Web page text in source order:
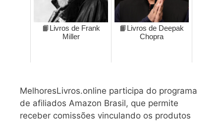
📙Livros de Frank
Miller
📙Livros de Deepak
Chopra
MelhoresLivros.online participa do programa
de afiliados Amazon Brasil, que permite
receber comissões vinculando os produtos